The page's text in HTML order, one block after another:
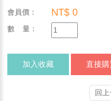
會員價：
NT$ 0
數 量：
加入收藏 直接購
回